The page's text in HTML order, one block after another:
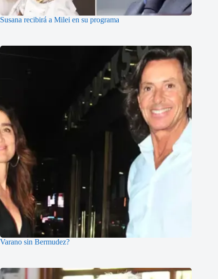
Susana recibirá a Milei en su programa
Varano sin Bermudez?